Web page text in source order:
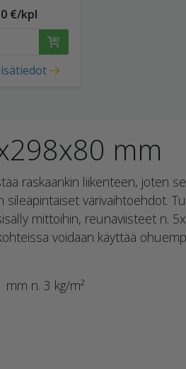
€/kpl
mm
raskaankin liikenteen, joten
sileäpintaiset värivaihtoehdot.
mittoihin, reunaviisteet n.
voidaan käyttää
mm n. 3 kg/m²